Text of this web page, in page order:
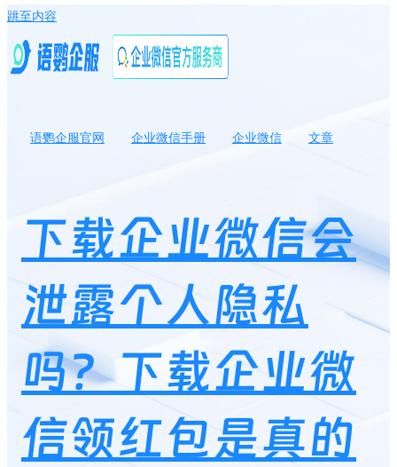
跳至内容
语鹦企服官网 企业微信手册 企业微信
文章
下载企业微信会
泄露个人隐私
吗？下载企业微
信领红包是真的